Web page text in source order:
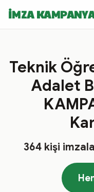
İMZA
Teknik
Adalet
364kişi